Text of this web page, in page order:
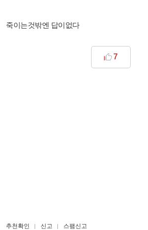
죽이는것밖엔 답이없다
7
추천확인 신고 스팸신고